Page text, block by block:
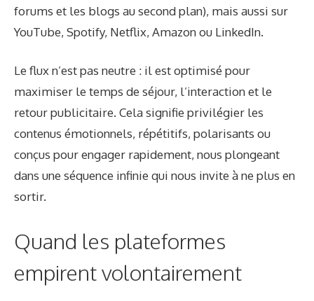
forums et les blogs au second plan), mais aussi sur
YouTube, Spotify, Netflix, Amazon ou LinkedIn.
Le flux n’est pas neutre : il est optimisé pour
maximiser le temps de séjour, l’interaction et le
retour publicitaire. Cela signifie privilégier les
contenus émotionnels, répétitifs, polarisants ou
conçus pour engager rapidement, nous plongeant
dans une séquence infinie qui nous invite à ne plus en
sortir.
Quand les plateformes
empirent volontairement